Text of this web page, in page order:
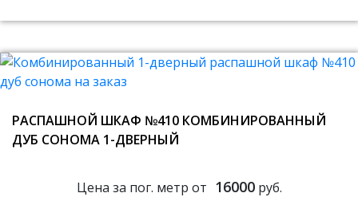
РАСПАШНОЙ ШКАФ №410 КОМБИНИРОВАННЫЙ
ДУБ СОНОМА 1-ДВЕРНЫЙ
Цена за пог. метр от 16000руб.